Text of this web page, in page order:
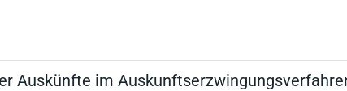
Auskünfte im